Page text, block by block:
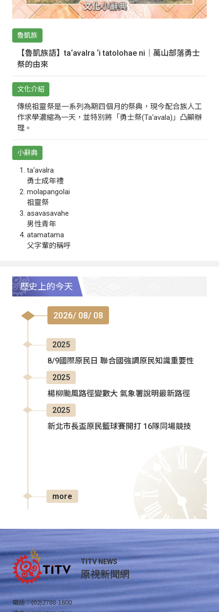
魯凱族
【魯凱族語】ta‘avalra ‘i tatolohae ni｜萬山部落勇士
祭的由來
文化介紹
傳統祖靈祭是一系列為期四個月的祭典，現今配合族人工
作求學濃縮為一天，並特別將「勇士祭(Ta‘avala)」凸顯辦
理。
小辭典
ta‘avalra
勇士成年禮
molapangolai
祖靈祭
asavasavahe
男性青年
atamatama
父字輩的稱呼
歷史上的今天
2026/ 08/ 08
2025
8/9國際原民日 聯合國強調原民知識重要性
2025
楊柳颱風路徑變數大 氣象署說明最新路徑
2025
新北市長盃原民籃球賽開打 16隊同場競技
more
TITV NEWS
原視新聞網
電話：(02)2788-1600